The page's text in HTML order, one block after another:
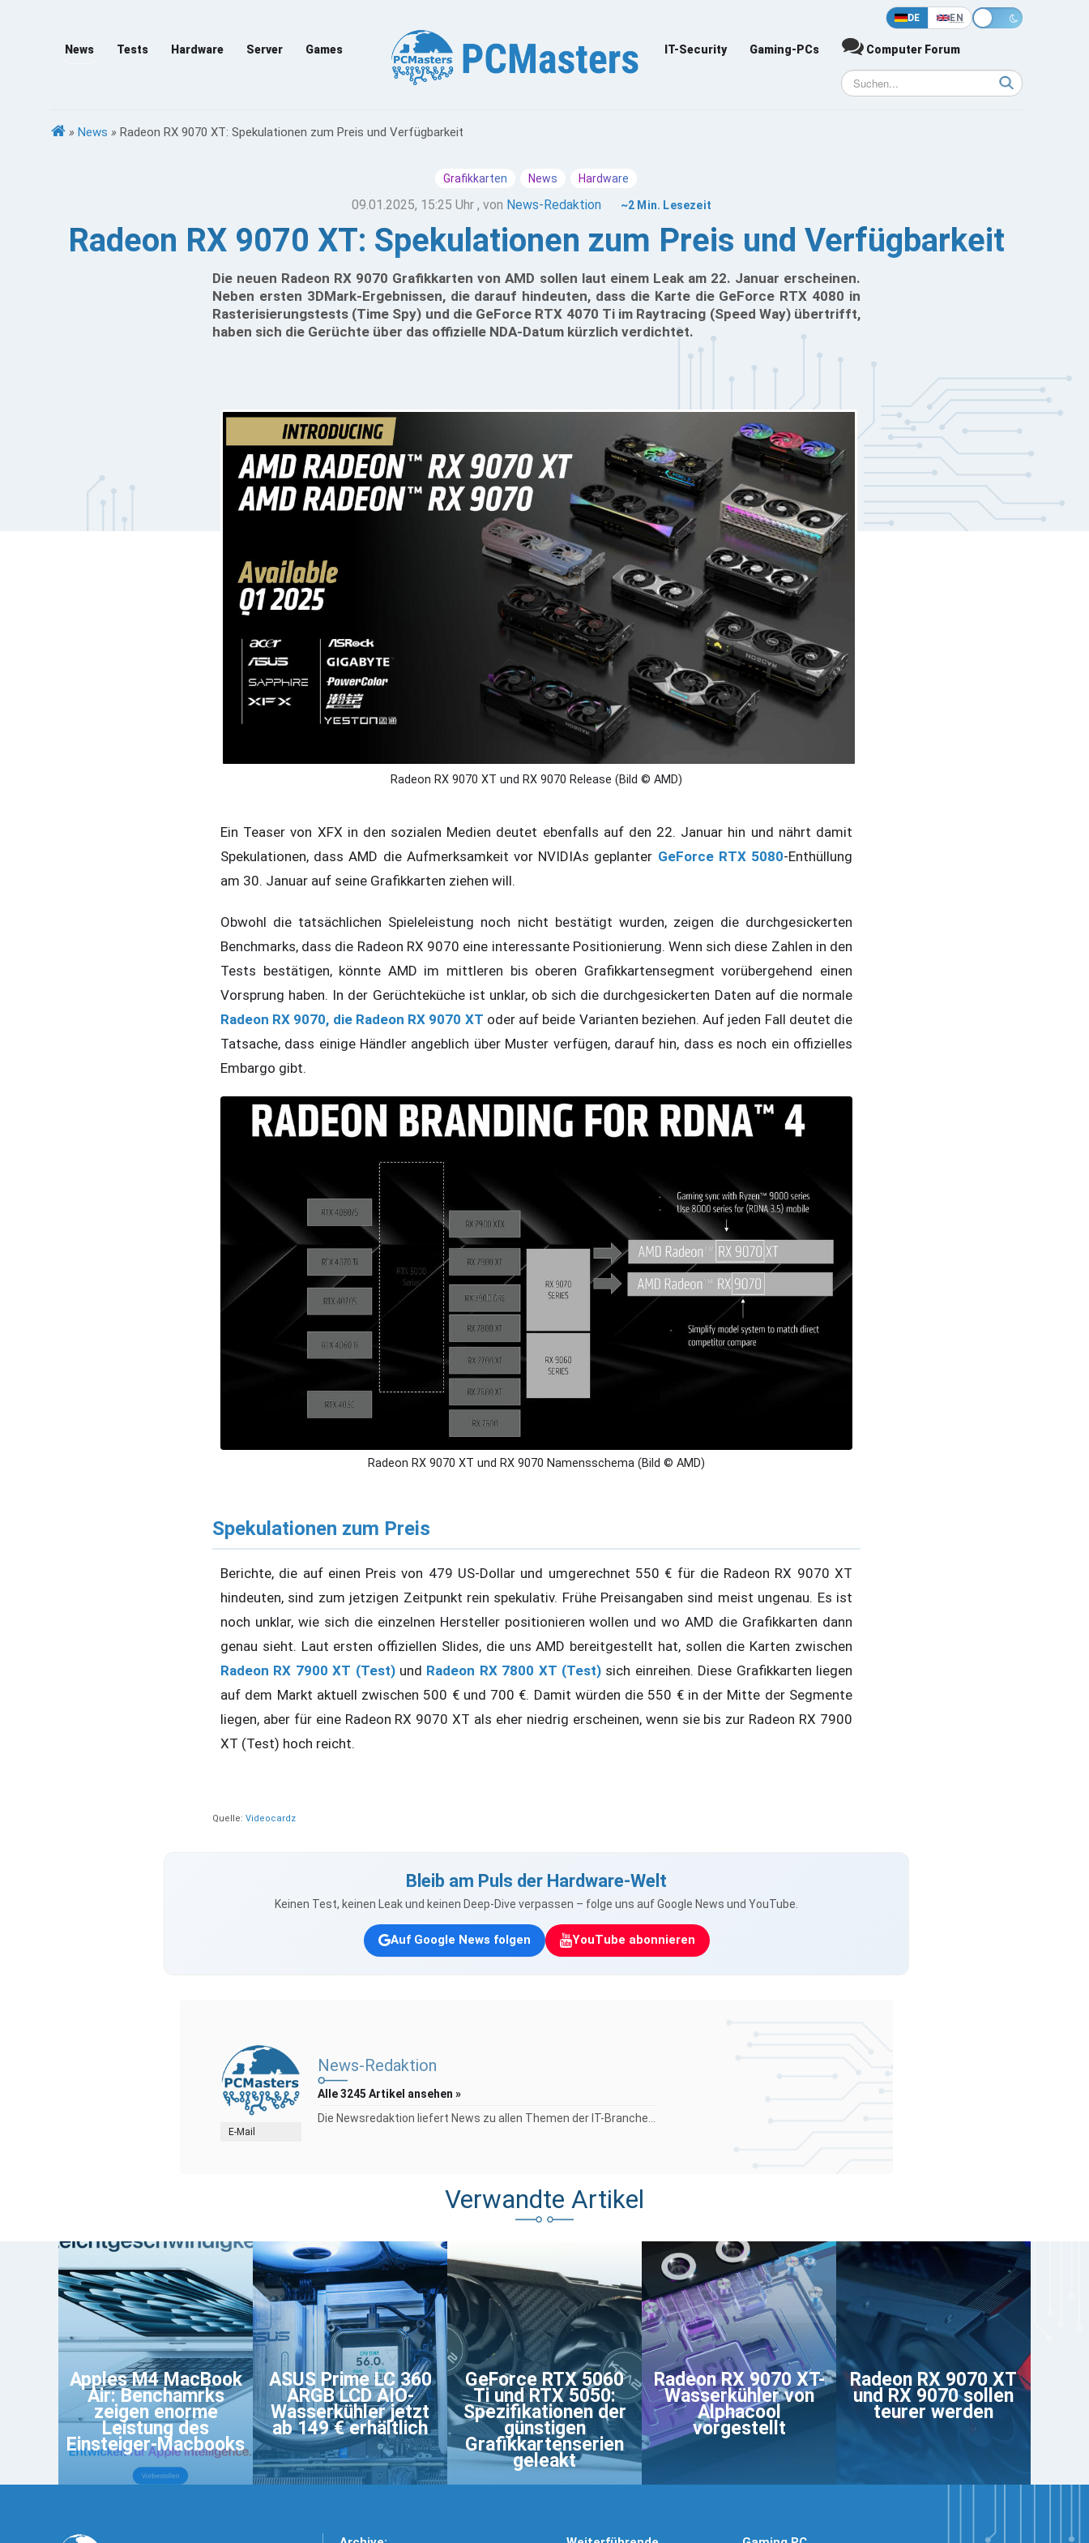
DE EN
News Tests Hardware Server Games IT-Security Gaming-PCs Computer Forum
» News » Radeon RX 9070 XT: Spekulationen zum Preis und Verfügbarkeit
Grafikkarten News Hardware
09.01.2025, 15:25 Uhr , von News-Redaktion ~2 Min. Lesezeit
Radeon RX 9070 XT: Spekulationen zum Preis und Verfügbarkeit
Die neuen Radeon RX 9070 Grafikkarten von AMD sollen laut einem Leak am 22. Januar erscheinen.
Neben ersten 3DMark-Ergebnissen, die darauf hindeuten, dass die Karte die GeForce RTX 4080 in
Rasterisierungstests (Time Spy) und die GeForce RTX 4070 Ti im Raytracing (Speed Way) übertrifft,
haben sich die Gerüchte über das offizielle NDA-Datum kürzlich verdichtet.
Radeon RX 9070 XT und RX 9070 Release (Bild © AMD)
Ein Teaser von XFX in den sozialen Medien deutet ebenfalls auf den 22. Januar hin und nährt damit
Spekulationen, dass AMD die Aufmerksamkeit vor NVIDIAs geplanter GeForce RTX 5080-Enthüllung
am 30. Januar auf seine Grafikkarten ziehen will.
Obwohl die tatsächlichen Spieleleistung noch nicht bestätigt wurden, zeigen die durchgesickerten
Benchmarks, dass die Radeon RX 9070 eine interessante Positionierung. Wenn sich diese Zahlen in den
Tests bestätigen, könnte AMD im mittleren bis oberen Grafikkartensegment vorübergehend einen
Vorsprung haben. In der Gerüchteküche ist unklar, ob sich die durchgesickerten Daten auf die normale
Radeon RX 9070, die Radeon RX 9070 XT oder auf beide Varianten beziehen. Auf jeden Fall deutet die
Tatsache, dass einige Händler angeblich über Muster verfügen, darauf hin, dass es noch ein offizielles
Embargo gibt.
Radeon RX 9070 XT und RX 9070 Namensschema (Bild © AMD)
Spekulationen zum Preis
Berichte, die auf einen Preis von 479 US-Dollar und umgerechnet 550 € für die Radeon RX 9070 XT
hindeuten, sind zum jetzigen Zeitpunkt rein spekulativ. Frühe Preisangaben sind meist ungenau. Es ist
noch unklar, wie sich die einzelnen Hersteller positionieren wollen und wo AMD die Grafikkarten dann
genau sieht. Laut ersten offiziellen Slides, die uns AMD bereitgestellt hat, sollen die Karten zwischen
Radeon RX 7900 XT (Test)und Radeon RX 7800 XT (Test) sich einreihen. Diese Grafikkarten liegen
auf dem Markt aktuell zwischen 500 € und 700 €. Damit würden die 550 € in der Mitte der Segmente
liegen, aber für eine Radeon RX 9070 XT als eher niedrig erscheinen, wenn sie bis zur Radeon RX 7900
XT (Test) hoch reicht.
Quelle: Videocardz
Bleib am Puls der Hardware-Welt
Keinen Test, keinen Leak und keinen Deep-Dive verpassen – folge uns auf Google News und YouTube.
Auf Google News folgen YouTube abonnieren
E-Mail
News-Redaktion
Alle 3245 Artikel ansehen »
Die Newsredaktion liefert News zu allen Themen der IT-Branche...
Verwandte Artikel
Apples M4 MacBook
Air: Benchamrks
zeigen enorme
Leistung des
Einsteiger-Macbooks
ASUS Prime LC 360
ARGB LCD AIO-
Wasserkühler jetzt
ab 149 € erhältlich
GeForce RTX 5060
Ti und RTX 5050:
Spezifikationen der
günstigen
Grafikkartenserien
geleakt
Radeon RX 9070 XT-
Wasserkühler von
Alphacool
vorgestellt
Radeon RX 9070 XT
und RX 9070 sollen
teurer werden